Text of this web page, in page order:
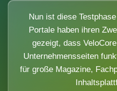
Nun ist diese
Portale haben ihren
gezeigt, dass
Unternehmensseiten
für große Magazine,